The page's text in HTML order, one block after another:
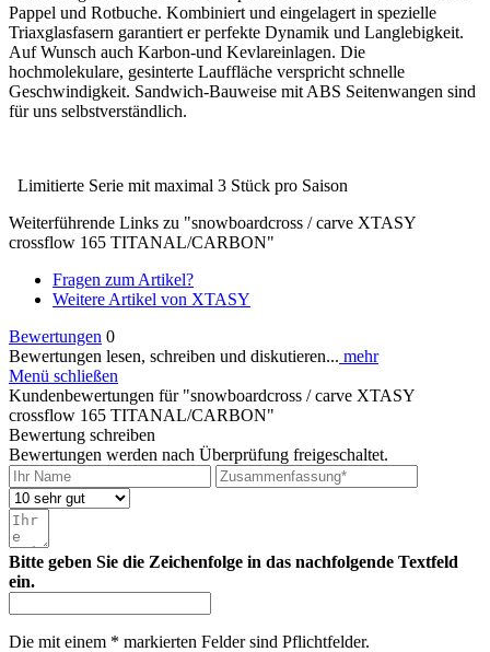
Pappel und Rotbuche. Kombiniert und eingelagert in spezielle
Triaxglasfasern garantiert er perfekte Dynamik und Langlebigkeit.
Auf Wunsch auch Karbon-und Kevlareinlagen. Die
hochmolekulare, gesinterte Lauffläche verspricht schnelle
Geschwindigkeit. Sandwich-Bauweise mit ABS Seitenwangen sind
für uns selbstverständlich.
Limitierte Serie mit maximal 3 Stück pro Saison
Weiterführende Links zu "snowboardcross / carve XTASY
crossflow 165 TITANAL/CARBON"
Fragen zum Artikel?
Weitere Artikel von XTASY
Bewertungen 0
Bewertungen lesen, schreiben und diskutieren... mehr
Menü schließen
Kundenbewertungen für "snowboardcross / carve XTASY
crossflow 165 TITANAL/CARBON"
Bewertung schreiben
Bewertungen werden nach Überprüfung freigeschaltet.
Bitte geben Sie die Zeichenfolge in das nachfolgende Textfeld
ein.
Die mit einem * markierten Felder sind Pflichtfelder.